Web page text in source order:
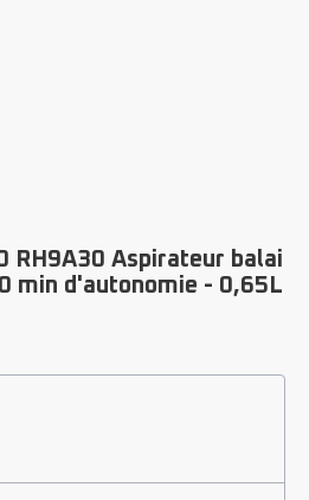
RH9A30 Aspirateur balai
min d'autonomie - 0,65L